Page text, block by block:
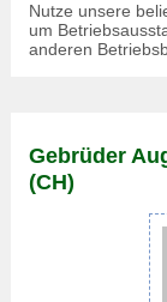
Nutze unsere
um
anderen
Gebrüder
(CH)